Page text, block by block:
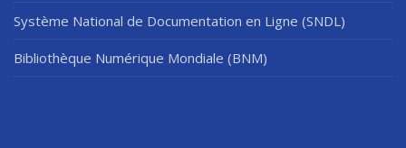
Système National de Documentation en Ligne (SNDL)
Bibliothèque Numérique Mondiale (BNM)